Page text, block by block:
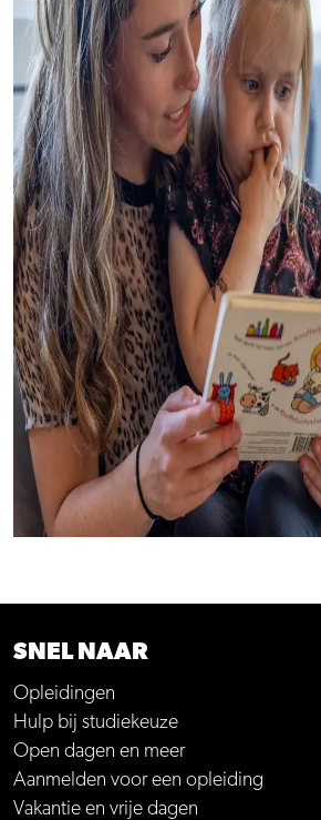
SNEL NAAR
Opleidingen
Hulp bij studiekeuze
Open dagen en meer
Aanmelden voor een opleiding
Vakantie en vrije dagen